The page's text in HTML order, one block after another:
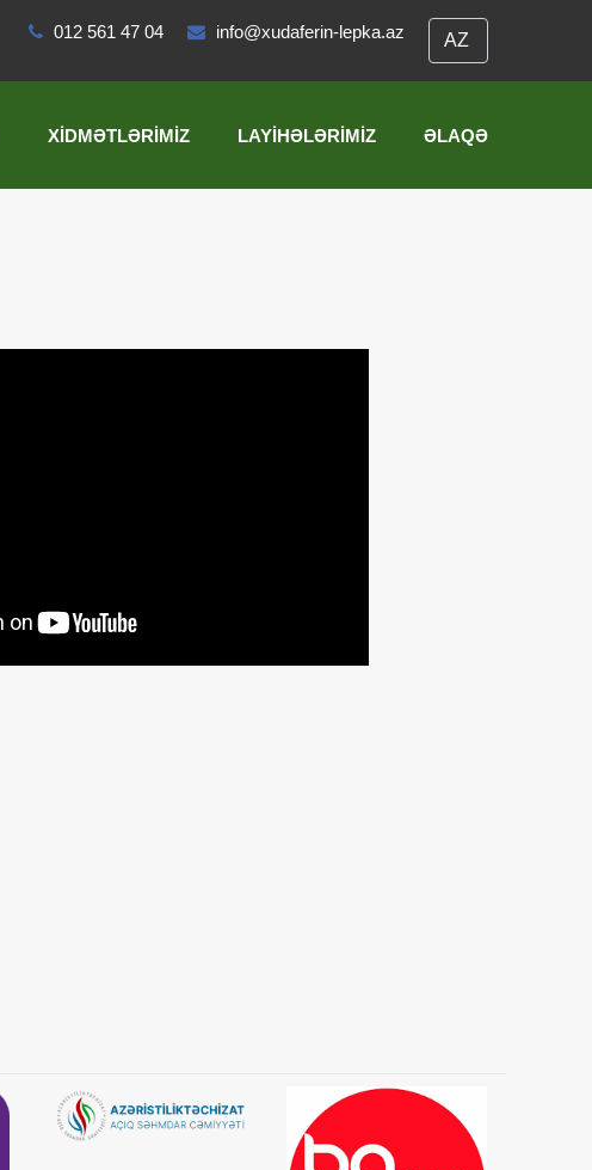
012 561 47 04 info@xudaferin-lepka.az
XIDMƏTLƏRIMIZ LAYIHƏLƏRIMIZ ƏLAQƏ